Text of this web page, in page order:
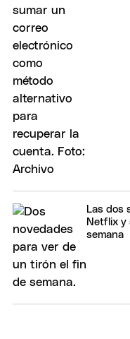
Las dos
Netflix y
semana